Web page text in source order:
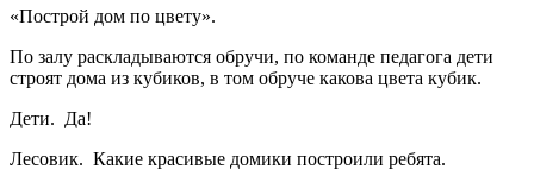
«Построй дом по цвету».
По залу раскладываются обручи, по команде педагога дети
строят дома из кубиков, в том обруче какова цвета кубик.
Дети. Да!
Лесовик. Какие красивые домики построили ребята.